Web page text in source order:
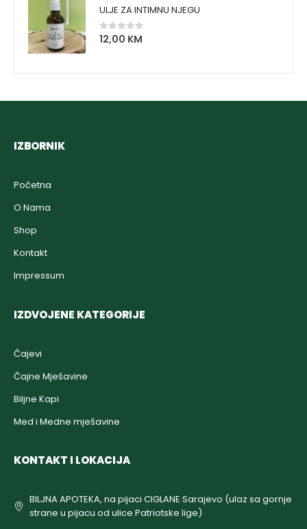
ULJE ZA INTIMNU NJEGU
0out of 5
12,00 KM
IZBORNIK
Početna
O Nama
Shop
Kontakt
Impressum
IZDVOJENE KATEGORIJE
Čajevi
Čajne Mješavine
Biljne Kapi
Med i Medne mješavine
KONTAKT I LOKACIJA
BILJNA APOTEKA, na pijaci CIGLANE Sarajevo (ulaz sa gornje
strane u pijacu od ulice Patriotske lige)